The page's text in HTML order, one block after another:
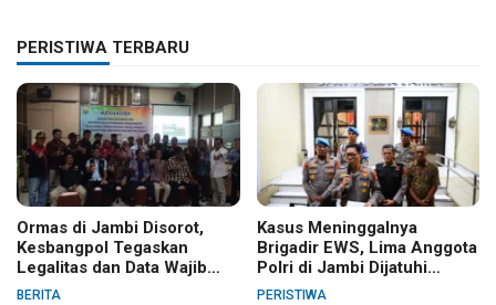
PERISTIWA TERBARU
Ormas di Jambi Disorot,
Kesbangpol Tegaskan
Legalitas dan Data Wajib
Jelas
BERITA
Kasus Meninggalnya
Brigadir EWS, Lima Anggota
Polri di Jambi Dijatuhi
Sanksi PTDH
PERISTIWA